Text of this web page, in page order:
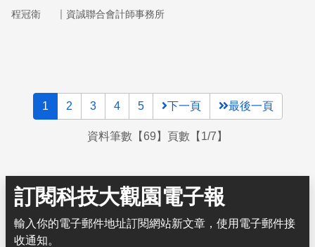
程冠衛 ｜ 資誠聯合會計師事務所
1 2 3 4 5 下一頁 最後一頁
資料筆數【69】頁數【1/7】
訂閱科技大觀園電子報
輸入你的電子郵件地址訂閱網站新文章，使用電子郵件接
收通知。